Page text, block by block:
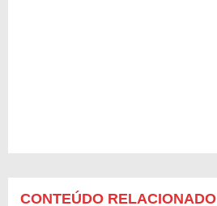
CONTEÚDO RELACIONADO